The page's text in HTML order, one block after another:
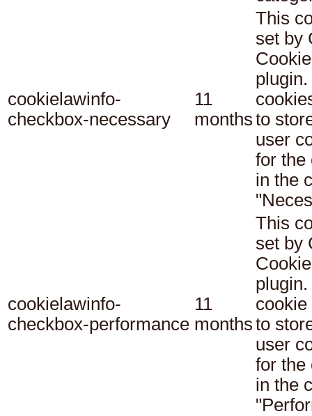
cookielawinfo-
checkbox-necessary
11
months
This
set by
to
user
for the
in the
cookielawinfo-
checkbox-performance
11
months
This
set by
cookie
to
user
for the
in the